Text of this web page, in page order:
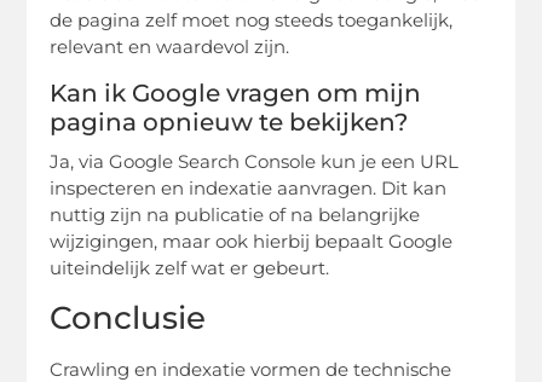
de pagina zelf moet nog steeds toegankelijk,
relevant en waardevol zijn.
Kan ik Google vragen om mijn
pagina opnieuw te bekijken?
Ja, via Google Search Console kun je een URL
inspecteren en indexatie aanvragen. Dit kan
nuttig zijn na publicatie of na belangrijke
wijzigingen, maar ook hierbij bepaalt Google
uiteindelijk zelf wat er gebeurt.
Conclusie
Crawling en indexatie vormen de technische